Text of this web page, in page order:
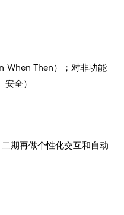
When-Then）；对非功能
全）
期再做个性化交互和自动